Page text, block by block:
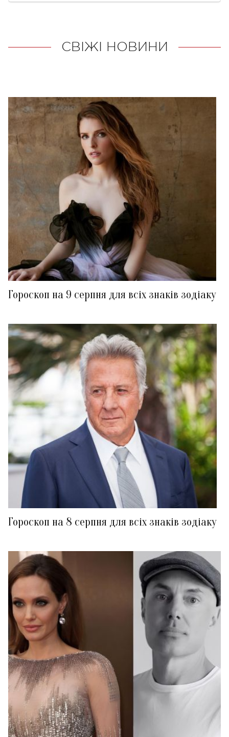
СВІЖІ НОВИНИ
Гороскоп на 9 серпня для всіх знаків зодіаку
Гороскоп на 8 серпня для всіх знаків зодіаку